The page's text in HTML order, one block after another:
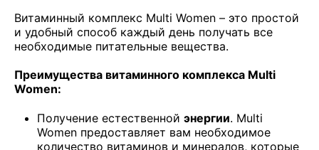
Витаминный комплекс Multi Women – это простой
и удобный способ каждый день получать все
необходимые питательные вещества.
Преимущества витаминного комплекса Multi
Women:
Получение естественной энергии. Multi
Women предоставляет вам необходимое
количество витаминов и минералов, которые